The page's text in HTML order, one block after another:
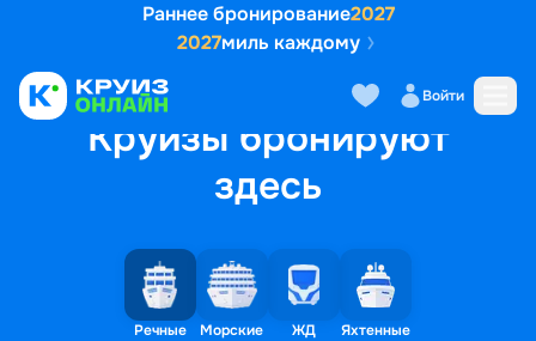
Раннее бронирование2027
2027миль каждому
Войти
Круизы бронируют
здесь
Речные Морские ЖД Яхтенные